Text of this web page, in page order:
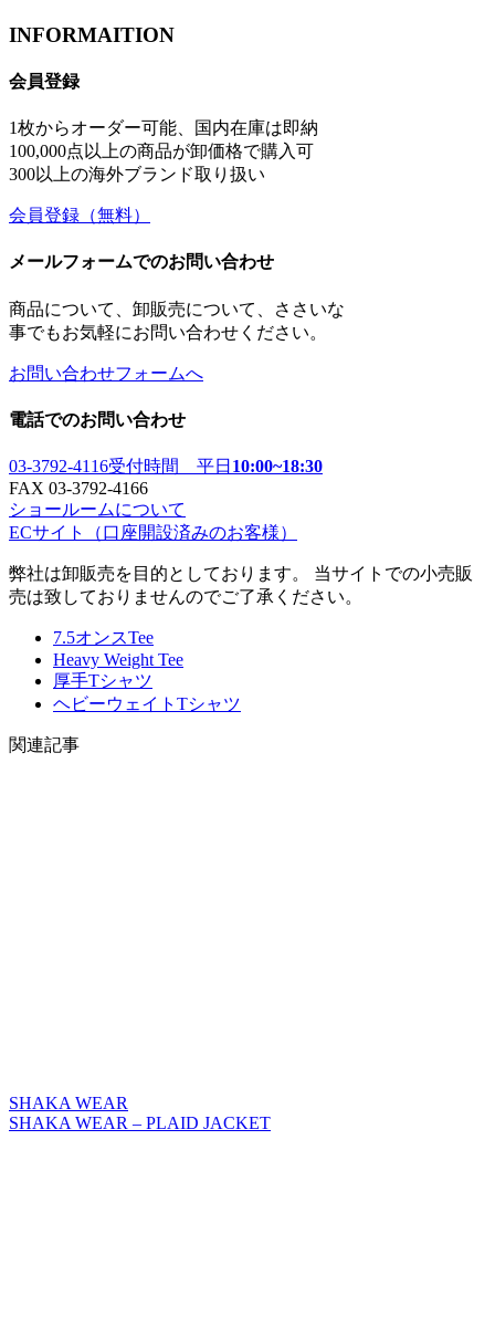
INFORMAITION
会員登録
1枚からオーダー可能、国内在庫は即納
100,000点以上の商品が卸価格で購入可
300以上の海外ブランド取り扱い
会員登録 （無料）
メールフォームでのお問い合わせ
商品について、卸販売について、ささいな
事でもお気軽にお問い合わせください。
お問い合わせフォームへ
電話でのお問い合わせ
03-3792-4116受付時間 平日 10:00~18:30
FAX 03-3792-4166
ショールームについて
ECサイト
（口座開設済みのお客様）
弊社は卸販売を目的としております。 当サイトでの小売販
売は致しておりませんのでご了承ください。
7.5オンスTee
Heavy Weight Tee
厚手Tシャツ
ヘビーウェイトTシャツ
関連記事
SHAKA WEAR
SHAKA WEAR – PLAID JACKET